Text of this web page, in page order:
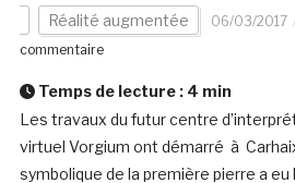
Réalité augmentée 06/03/2017
commentaire
Temps de lecture : 4 min
Les travaux du futur centre
virtuel Vorgium ont démarré à
symbolique de la première pierre a eu